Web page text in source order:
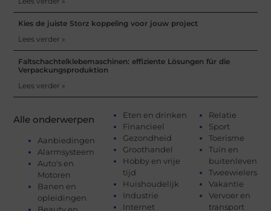
Alle onderwerpen
Aanbiedingen
Alarmsysteem
Auto's en
Motoren
Banen en
opleidingen
Eten en drinken
Financieel
Gezondheid
Groothandel
Hobby en vrije
tijd
Huishoudelijk
Industrie
Internet
Relatie
Sport
Toerisme
Tuin en
buitenleven
Tweewielers
Vakantie
Vervoer en
transport
Kies de juiste Storz koppeling voor jouw project
Lees verder »
Faltschachtelklebemaschinen: effiziente Lösungen für die
Verpackungsproduktion
Lees verder »